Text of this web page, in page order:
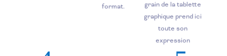
format.
grain de la tablette
graphique prend ici
toute son
expression